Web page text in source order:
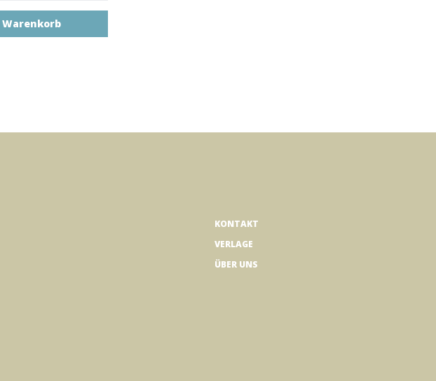
gewünschten Wert ein oder benutze die
KONTAKT
VERLAGE
ÜBER UNS